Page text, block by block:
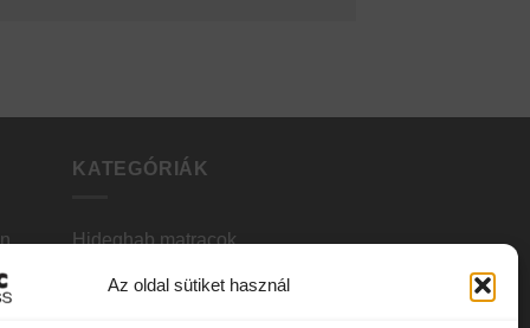
Az oldal sütiket használ
KATEGÓRIÁK
Hideghab matracok
Vákuum matracok